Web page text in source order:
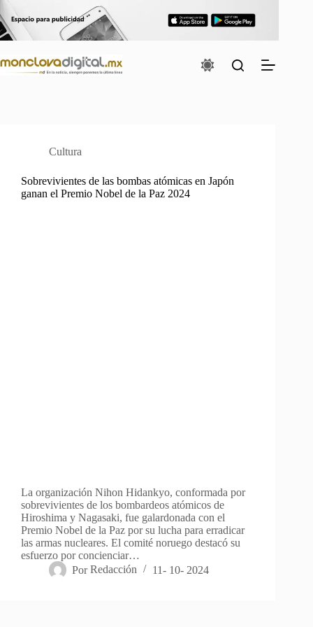
al
contenido
Cultura
Sobrevivientes de las bombas atómicas en Japón
ganan el Premio Nobel de la Paz 2024
La organización Nihon Hidankyo, conformada por
sobrevivientes de los bombardeos atómicos de
Hiroshima y Nagasaki, fue galardonada con el
Premio Nobel de la Paz por su lucha para erradicar
las armas nucleares. El comité noruego destacó su
esfuerzo por concienciar…
Por Redacción 11- 10- 2024